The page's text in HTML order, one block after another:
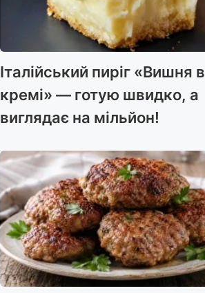
Італійський пиріг «Вишня в
кремі» — готую швидко, а
виглядає на мільйон!